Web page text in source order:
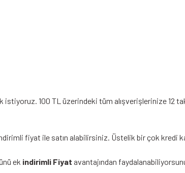
100 TL üzerindeki tüm alışverişlerinize 12
fiyat ile satın alabilirsiniz. Üstelik bir çok kredi
ek indirimli Fiyat avantajından